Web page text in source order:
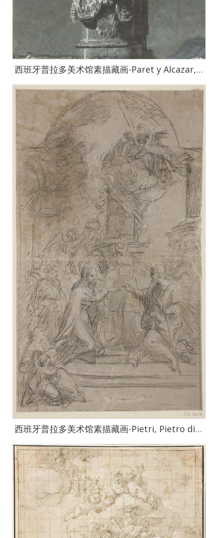
西班牙普拉多美术馆素描藏画-Paret y Alcazar, Luis-Trofeo militar romano
西班牙普拉多美术馆素描藏画-Pietri, Pietro di-Los Desposorios de la Virgen